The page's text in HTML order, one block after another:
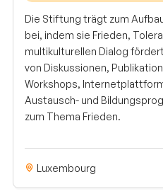
Die Stiftung trägt zum
bei, indem sie Frieden,
multikulturellen Dialog
von Diskussionen,
Workshops,
Austausch- und
zum Thema Frieden.
Luxembourg